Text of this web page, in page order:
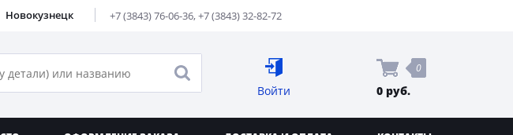
Новокузнецк +7 (3843) 76-06-36,+7 (3843) 32-82-72
Войти
0
0 руб.